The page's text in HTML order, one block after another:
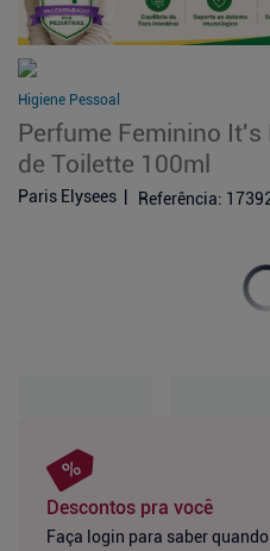
Higiene Pessoal
Perfume Feminino It's
de Toilette 100ml
Paris Elysees Referência:
Descontos pra você
Faça login para saber